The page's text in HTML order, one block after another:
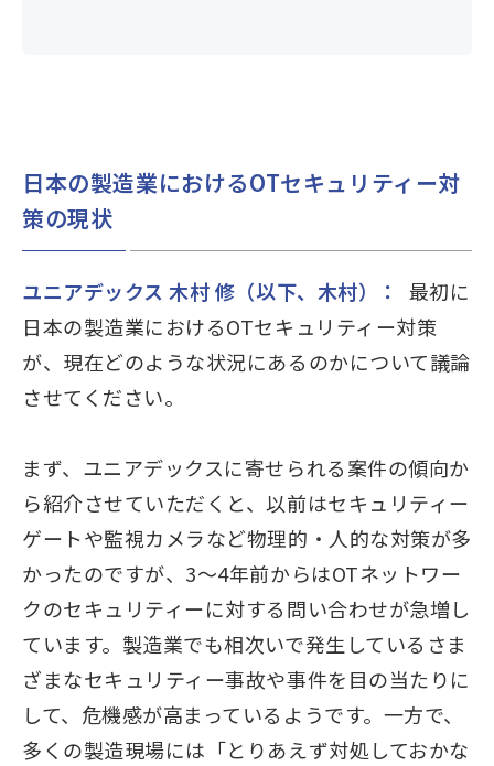
日本の製造業におけるOTセキュリティー対
策の現状
ユニアデックス 木村 修（以下、木村）：
最初に
日本の製造業におけるOTセキュリティー対策
が、現在どのような状況にあるのかについて議論
させてください。
まず、ユニアデックスに寄せられる案件の傾向か
ら紹介させていただくと、以前はセキュリティー
ゲートや監視カメラなど物理的・人的な対策が多
かったのですが、3～4年前からはOTネットワー
クのセキュリティーに対する問い合わせが急増し
ています。製造業でも相次いで発生しているさま
ざまなセキュリティー事故や事件を目の当たりに
して、危機感が高まっているようです。一方で、
多くの製造現場には「とりあえず対処しておかな